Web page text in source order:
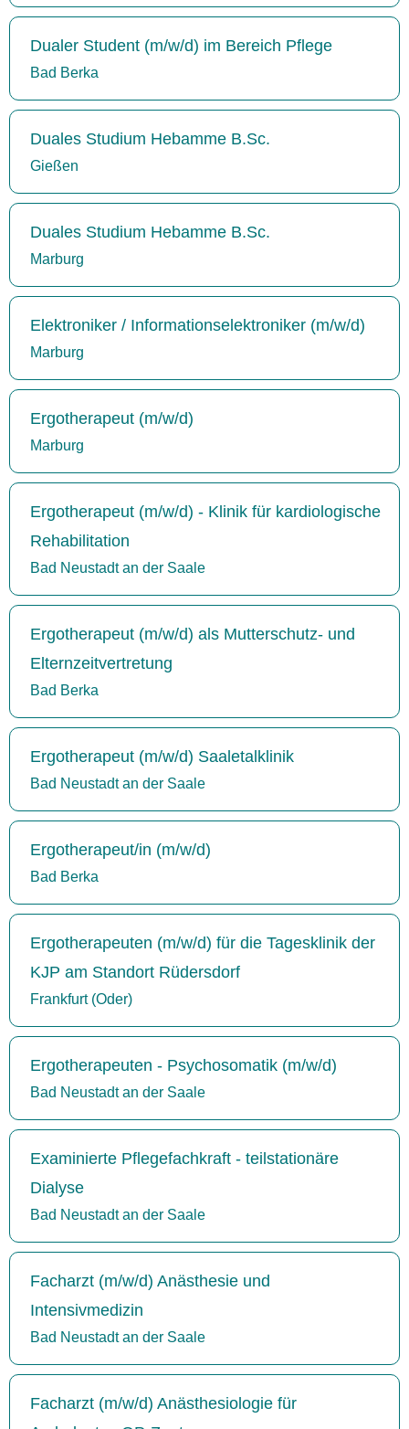
Dualer Student (m/w/d) im Bereich Pflege
Bad Berka
Duales Studium Hebamme B.Sc.
Gießen
Duales Studium Hebamme B.Sc.
Marburg
Elektroniker / Informationselektroniker (m/w/d)
Marburg
Ergotherapeut (m/w/d)
Marburg
Ergotherapeut (m/w/d) - Klinik für kardiologische
Rehabilitation
Bad Neustadt an der Saale
Ergotherapeut (m/w/d) als Mutterschutz- und
Elternzeitvertretung
Bad Berka
Ergotherapeut (m/w/d) Saaletalklinik
Bad Neustadt an der Saale
Ergotherapeut/in (m/w/d)
Bad Berka
Ergotherapeuten (m/w/d) für die Tagesklinik der
KJP am Standort Rüdersdorf
Frankfurt (Oder)
Ergotherapeuten - Psychosomatik (m/w/d)
Bad Neustadt an der Saale
Examinierte Pflegefachkraft - teilstationäre
Dialyse
Bad Neustadt an der Saale
Facharzt (m/w/d) Anästhesie und
Intensivmedizin
Bad Neustadt an der Saale
Facharzt (m/w/d) Anästhesiologie für